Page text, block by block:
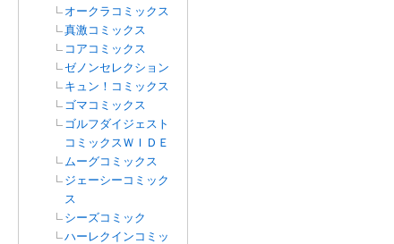
オークラコミックス
真激コミックス
コアコミックス
ゼノンセレクション
キュン！コミックス
ゴマコミックス
ゴルフダイジェスト
コミックスＷＩＤＥ
ムーグコミックス
ジェーシーコミック
ス
シーズコミック
ハーレクインコミッ